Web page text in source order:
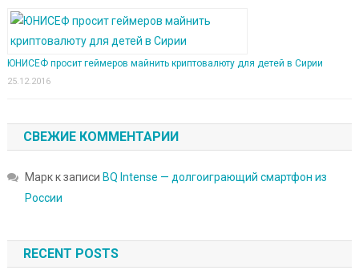
ЮНИСЕФ просит геймеров майнить криптовалюту для детей в Сирии
25.12.2016
СВЕЖИЕ КОММЕНТАРИИ
Маркк записи BQ Intense — долгоиграющий смартфон из
России
RECENT POSTS